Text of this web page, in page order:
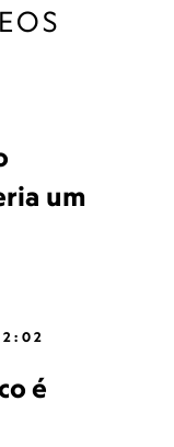
um
é